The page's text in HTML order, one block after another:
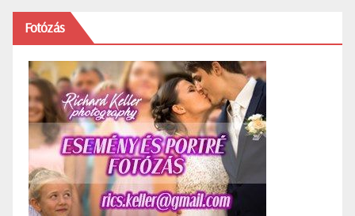
Fotózás